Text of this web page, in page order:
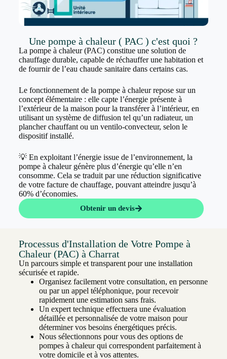
Une pompe à chaleur ( PAC ) c'est quoi ?
La pompe à chaleur (PAC) constitue une solution de
chauffage durable, capable de réchauffer une habitation et
de fournir de l’eau chaude sanitaire dans certains cas.
Le fonctionnement de la pompe à chaleur repose sur un
concept élémentaire : elle capte l’énergie présente à
l’extérieur de la maison pour la transférer à l’intérieur, en
utilisant un système de diffusion tel qu’un radiateur, un
plancher chauffant ou un ventilo-convecteur, selon le
dispositif installé.
💡 En exploitant l’énergie issue de l’environnement, la
pompe à chaleur génère plus d’énergie qu’elle n’en
consomme. Cela se traduit par une réduction significative
de votre facture de chauffage, pouvant atteindre jusqu’à
60% d’économies.
Obtenir un devis
Processus d'Installation de Votre Pompe à
Chaleur (PAC) à Charrat
Un parcours simple et transparent pour une installation
sécurisée et rapide.
Organisez facilement votre consultation, en personne
ou par un appel téléphonique, pour recevoir
rapidement une estimation sans frais.
Un expert technique effectuera une évaluation
détaillée et personnalisée de votre maison pour
déterminer vos besoins énergétiques précis.
Nous sélectionnons pour vous des options de
pompes à chaleur qui correspondent parfaitement à
votre domicile et à vos attentes.